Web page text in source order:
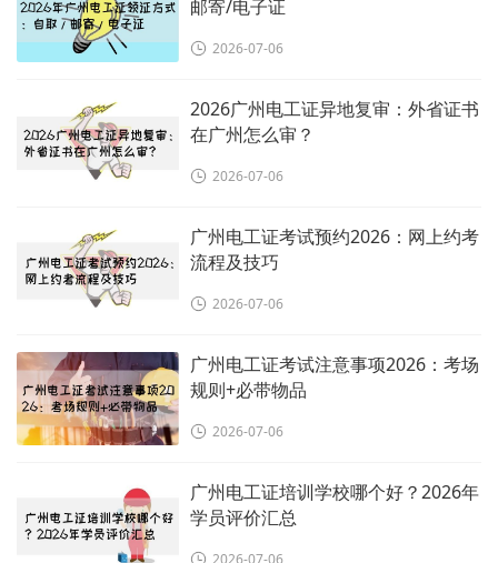
邮寄/电子证
2026-07-06
2026广州电工证异地复审：外省证书
在广州怎么审？
2026-07-06
广州电工证考试预约2026：网上约考
流程及技巧
2026-07-06
广州电工证考试注意事项2026：考场
规则+必带物品
2026-07-06
广州电工证培训学校哪个好？2026年
学员评价汇总
2026-07-06